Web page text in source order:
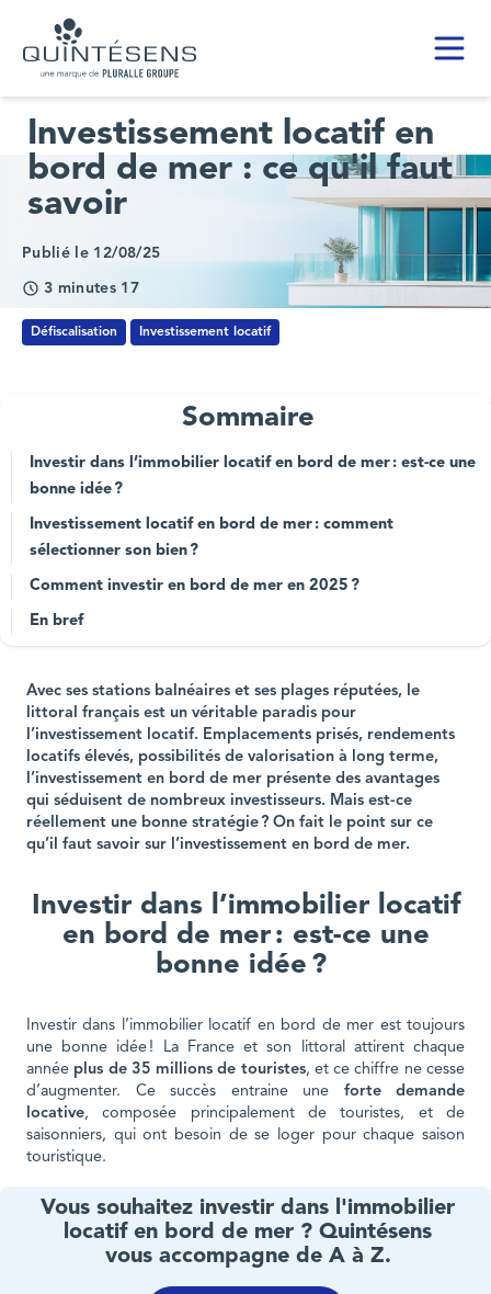
Home page
Investissement locatif en
bord de mer : ce qu'il faut
savoir
Publié le 12/08/25
3 minutes 17
Défiscalisation Investissement locatif
Sommaire
Investir dans l’immobilier locatif en bord de mer : est-ce une
bonne idée ?
Investissement locatif en bord de mer : comment
sélectionner son bien ?
Comment investir en bord de mer en 2025 ?
En bref
Avec ses stations balnéaires et ses plages réputées, le
littoral français est un véritable paradis pour
l’investissement locatif. Emplacements prisés, rendements
locatifs élevés, possibilités de valorisation à long terme,
l’investissement en bord de mer présente des avantages
qui séduisent de nombreux investisseurs. Mais est-ce
réellement une bonne stratégie ? On fait le point sur ce
qu’il faut savoir sur l’investissement en bord de mer.
Investir dans l’immobilier locatif
en bord de mer : est-ce une
bonne idée ?
Investir dans l’immobilier locatif en bord de mer est toujours
une bonne idée ! La France et son littoral attirent chaque
année plus de 35 millions de touristes, et ce chiffre ne cesse
d’augmenter. Ce succès entraine une forte demande
locative, composée principalement de touristes, et de
saisonniers, qui ont besoin de se loger pour chaque saison
touristique.
Vous souhaitez investir dans l'immobilier
locatif en bord de mer ? Quintésens
vous accompagne de A à Z.